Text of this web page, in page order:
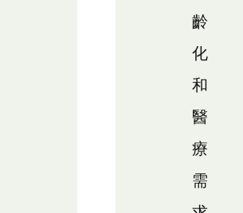
齡
化
和
醫
療
需